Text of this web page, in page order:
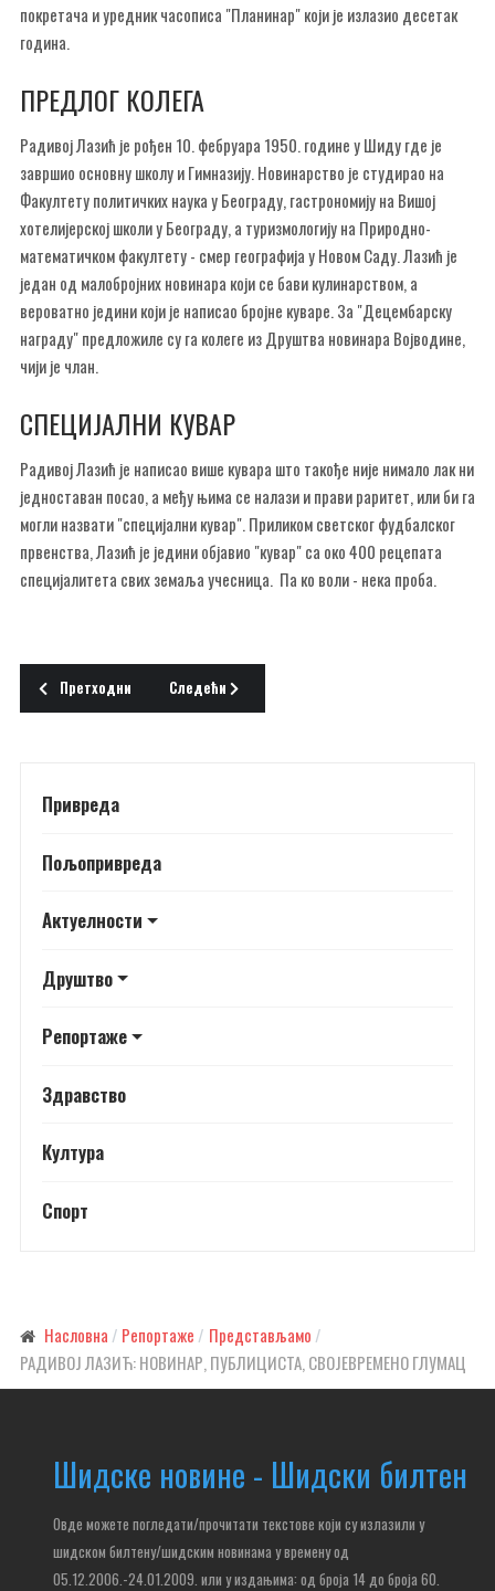
покретача и уредник часописа "Планинар" који је излазио десетак
година.
ПРЕДЛОГ КОЛЕГА
Радивој Лазић је рођен 10. фебруара 1950. године у Шиду где је
завршио основну школу и Гимназију. Новинарство је студирао на
Факултету политичких наука у Београду, гастрономију на Вишој
хотелијерској школи у Београду, а туризмологију на Природно-
математичком факултету - смер географија у Новом Саду. Лазић је
један од малобројних новинара који се бави кулинарством, а
вероватно једини који је написао бројне куваре. За "Децембарску
награду" предложиле су га колеге из Друштва новинара Војводине,
чији је члан.
СПЕЦИЈАЛНИ КУВАР
Радивој Лазић је написао више кувара што такође није нимало лак ни
једноставан посао, а међу њима се налази и прави раритет, или би га
могли назвати "специјални кувар". Приликом светског фудбалског
првенства, Лазић је једини објавио "кувар" са око 400 рецепата
специјалитета свих земаља учесница. Па ко воли - нека проба.
Претходни чланак: Путујем, запажам, бележим
Претходни Следећи чланак: ПАКЕТИ ЗА УГРОЖЕНЕ
Следећи
Привреда
Пољопривреда
Актуелности
Друштво
Репортаже
Здравство
Култура
Спорт
Насловна Репортаже
Представљамо
РАДИВОЈ ЛАЗИЋ: НОВИНАР, ПУБЛИЦИСТА, СВОЈЕВРЕМЕНО ГЛУМАЦ
Шидске новине - Шидски билтен
Овде можете погледати/прочитати текстове који су излазили у
шидском билтену/шидским новинама у времену од
05.12.2006.-24.01.2009. или у издањима: од броја 14 до броја 60.